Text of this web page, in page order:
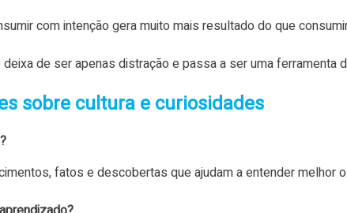
com intenção gera muito mais resultado do que
de ser apenas distração e passa a ser uma ferramenta
sobre cultura e curiosidades
fatos e descobertas que ajudam a entender melhor